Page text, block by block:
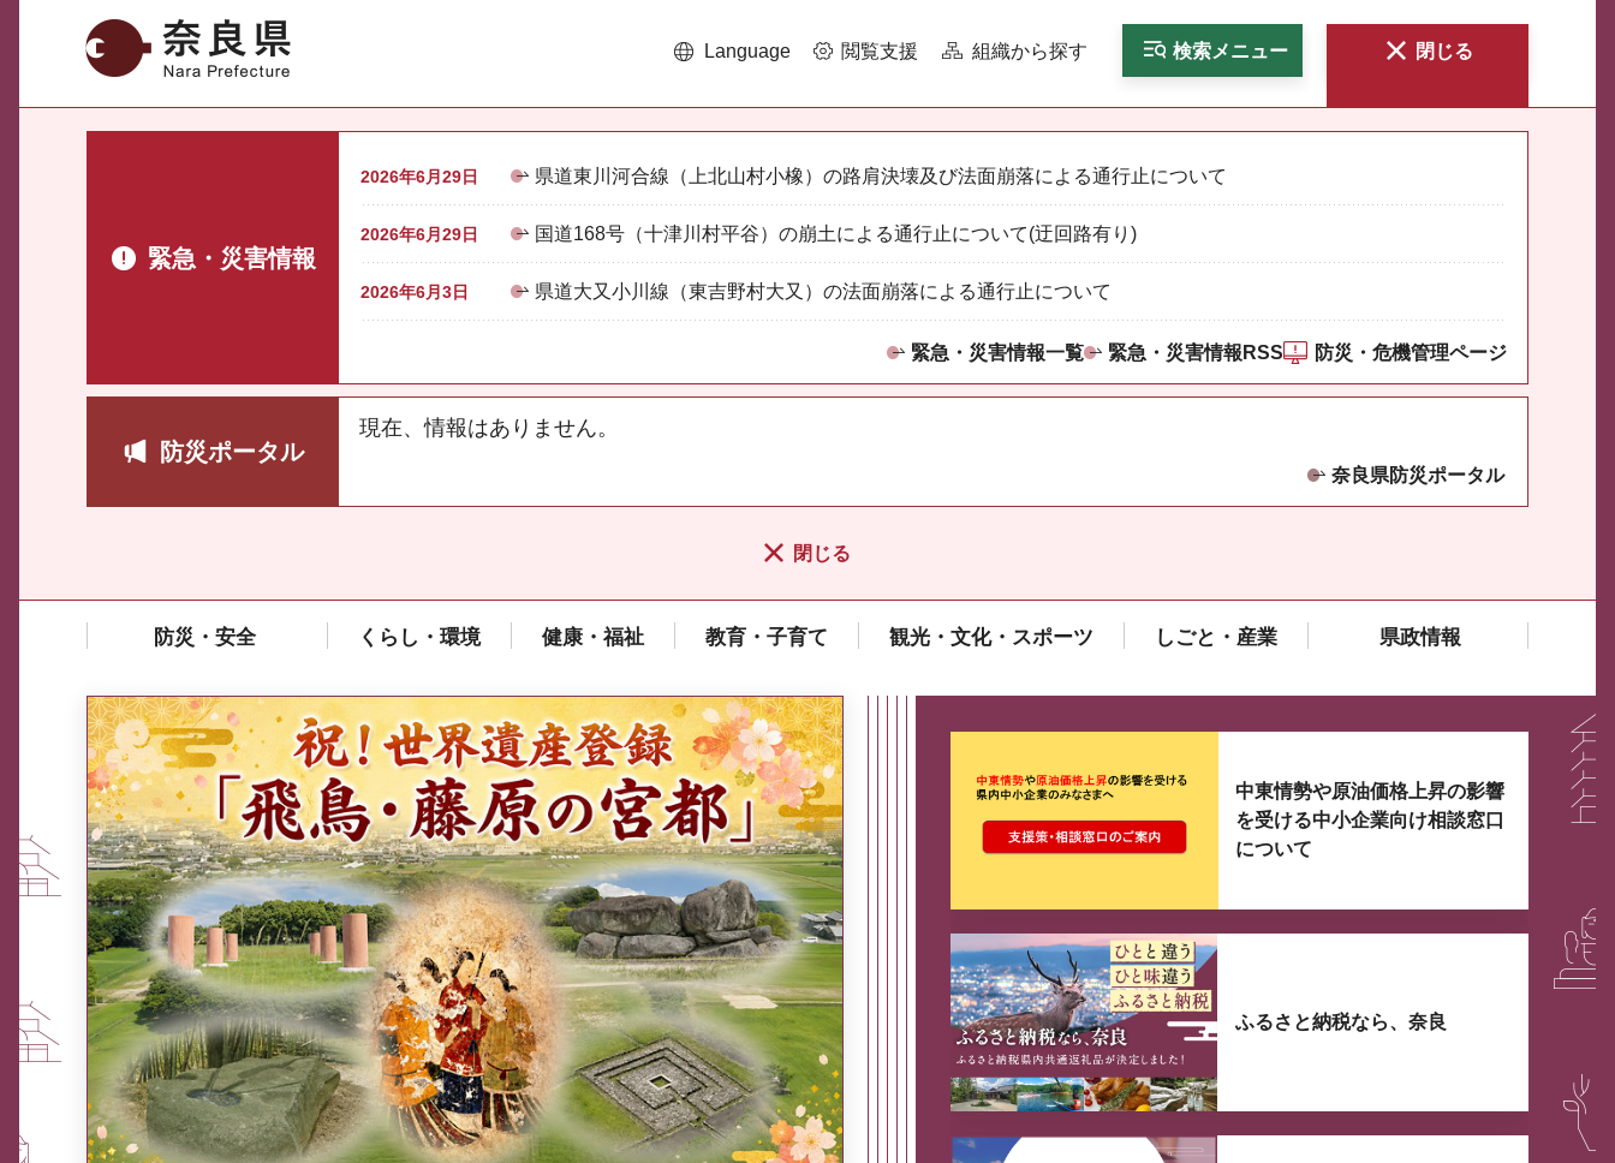
奈良県 Language 閲覧支援 組織から探す 検索メニュー 閉じる
緊急・災害情報
2026年6月29日 県道東川河合線（上北山村小橡）の路肩決壊及び法面崩落による通行止について
2026年6月29日 国道168号（十津川村平谷）の崩土による通行止について(迂回路有り)
2026年6月3日 県道大又小川線（東吉野村大又）の法面崩落による通行止について
緊急・災害情報一覧 緊急・災害情報RSS 防災・危機管理ページ
防災ポータル
現在、情報はありません。
奈良県防災ポータル
閉じる
防災・安全 くらし・環境 健康・福祉 教育・子育て 観光・文化・スポーツ しごと・産業 県政情報
ここから最大3つずつ情報が表示されるスライダーがあります。
中東情勢や原油価格上昇の影響
を受ける中小企業向け相談窓口
について
ふるさと納税なら、奈良
県広報誌「県民だより奈良」
2026年8月号
奈良県政策集
中東情勢や原油価格上昇の影響
を受ける中小企業向け相談窓口
について
ふるさと納税なら、奈良